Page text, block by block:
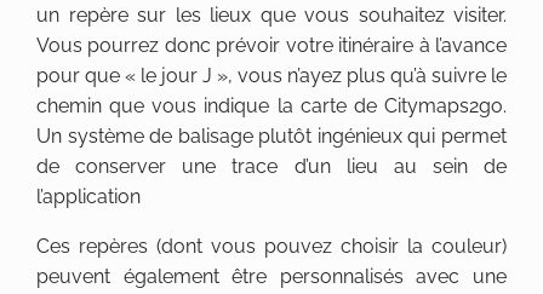
un repère sur les lieux que vous souhaitez visiter.
Vous pourrez donc prévoir votre itinéraire à l’avance
pour que « le jour J », vous n’ayez plus qu’à suivre le
chemin que vous indique la carte de Citymaps2go.
Un système de balisage plutôt ingénieux qui permet
de conserver une trace d’un lieu au sein de
l’application
Ces repères (dont vous pouvez choisir la couleur)
peuvent également être personnalisés avec une